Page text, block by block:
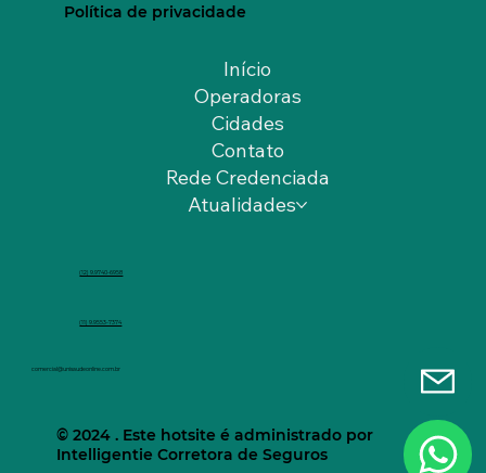
Política de privacidade
Início
Operadoras
Cidades
Contato
Rede Credenciada
Atualidades
(12) 9.9740-6958
(11) 9.9553-7374
comercial@unisaudeonline.com.br
© 2024 . Este hotsite é administrado por
Intelligentie Corretora de Seguros